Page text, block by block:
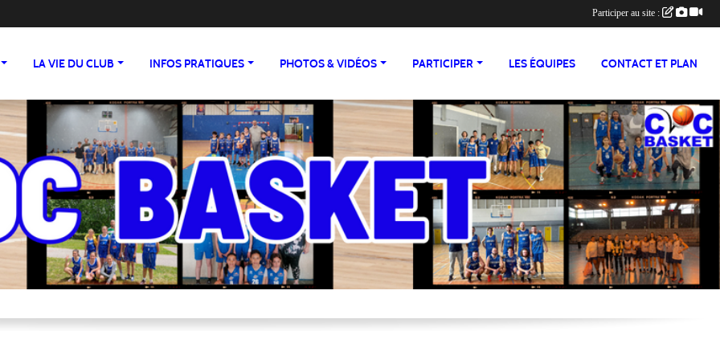
LA VIE DU CLUB INFOS PRATIQUES PHOTOS & VIDÉOS PARTICIPER LES ÉQUIPES CONTACT ET PLAN
Participer au site :